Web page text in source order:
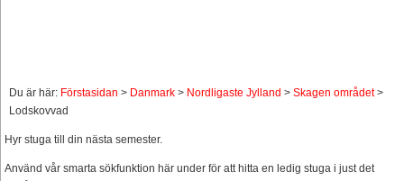
Du är här: Förstasidan > Danmark > Nordligaste Jylland > Skagen området>
Lodskovvad
Hyr stuga till din nästa semester.
Använd vår smarta sökfunktion här under för att hitta en ledig stuga i just det